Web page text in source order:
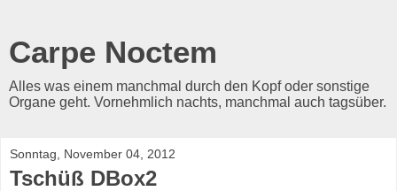
Carpe Noctem
Alles was einem manchmal durch den Kopf oder sonstige
Organe geht. Vornehmlich nachts, manchmal auch tagsüber.
Sonntag, November 04, 2012
Tschüß DBox2